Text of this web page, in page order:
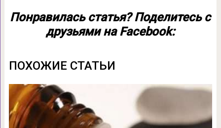
Понравилась статья? Поделитесь с
друзьями на Facebook:
ПОХОЖИЕ СТАТЬИ